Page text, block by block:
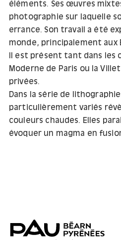
éléments. Ses œuvres
photographie sur laquelle
errance. Son travail a été
monde, principalement aux
Il est présent tant dans les
Moderne de Paris ou la
privées.
Dans la série de
particulièrement variés
couleurs chaudes. Elles
évoquer un magma en